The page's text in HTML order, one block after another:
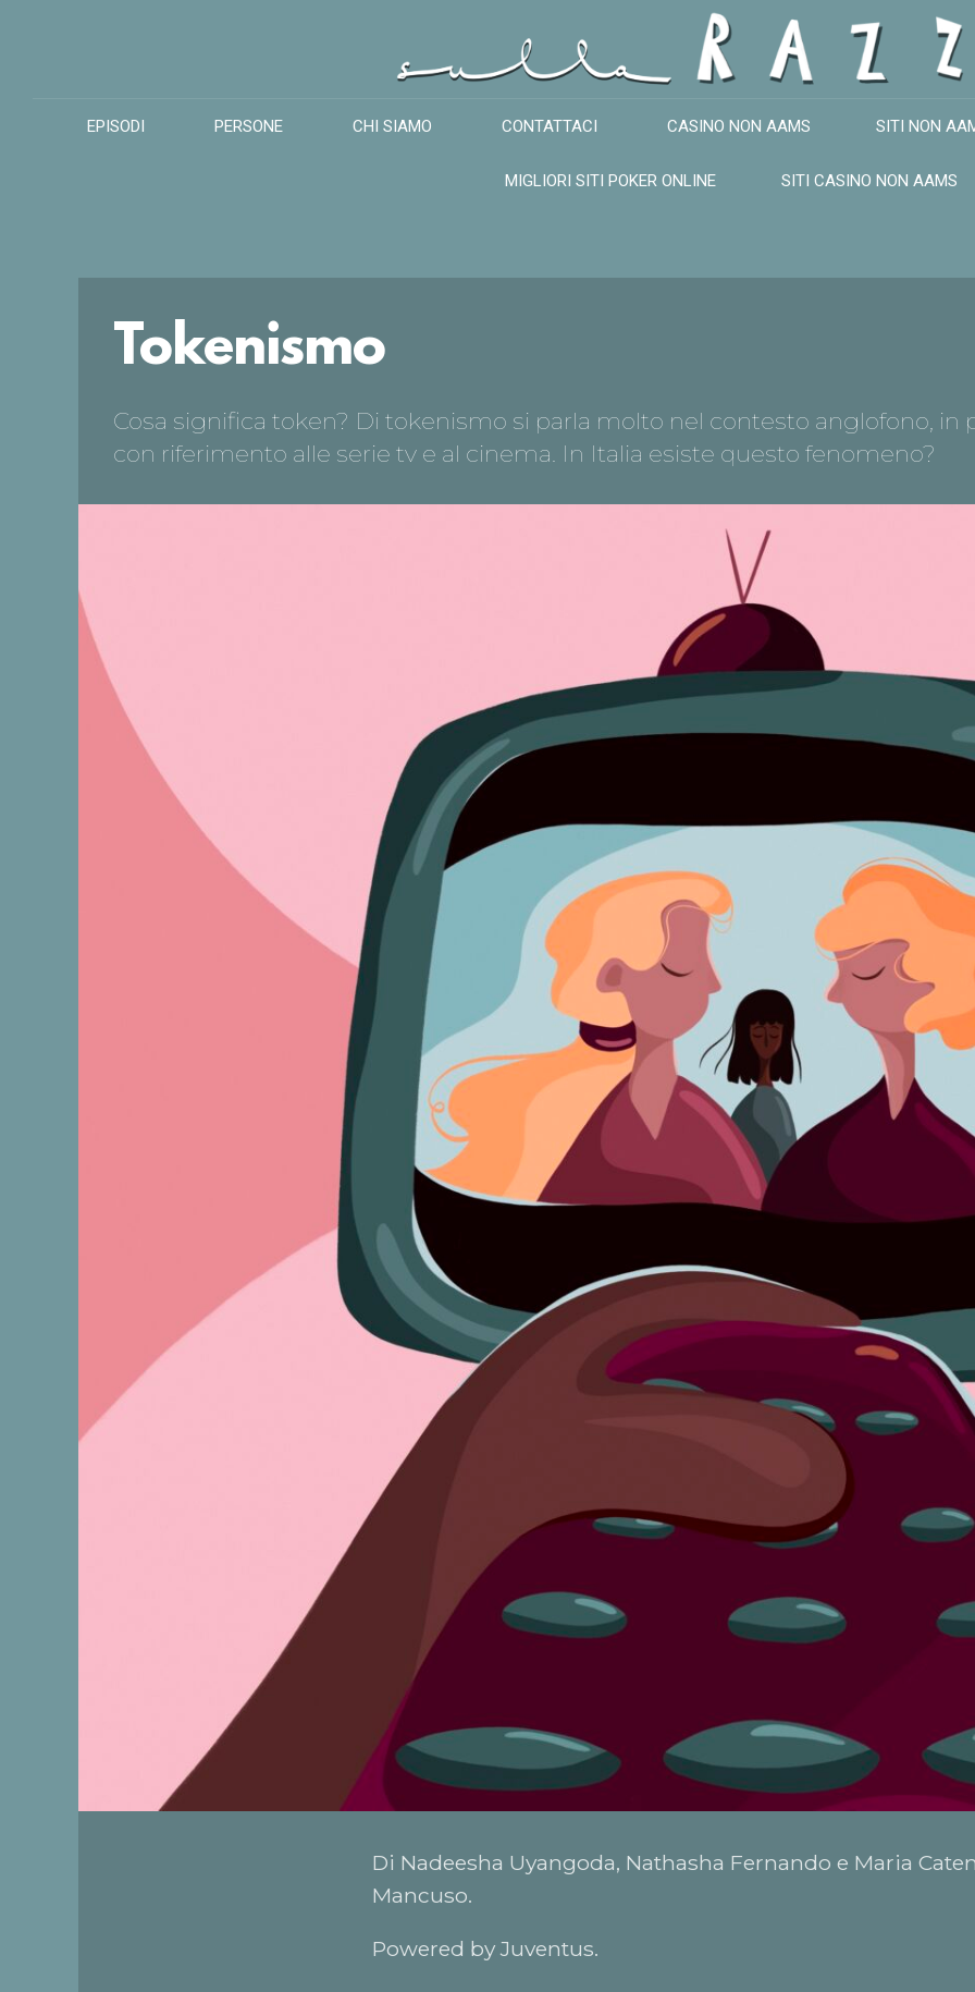
EPISODI PERSONE CHI SIAMO CONTATTACI CASINO NON AAMS SITI NON
MIGLIORI SITI POKER ONLINE SITI CASINO NON AAMS
Tokenismo
Cosa significa token? Di tokenismo si parla molto nel contesto anglofono, in
con riferimento alle serie tv e al cinema. In Italia esiste questo fenomeno?
Di Nadeesha Uyangoda, Nathasha Fernando e Maria
Mancuso.
Powered by Juventus.